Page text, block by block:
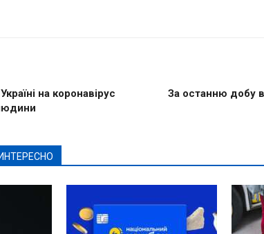
на коронавірус
За останню добу в